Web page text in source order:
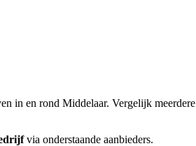
in en rond Middelaar. Vergelijk meerdere
via onderstaande aanbieders.